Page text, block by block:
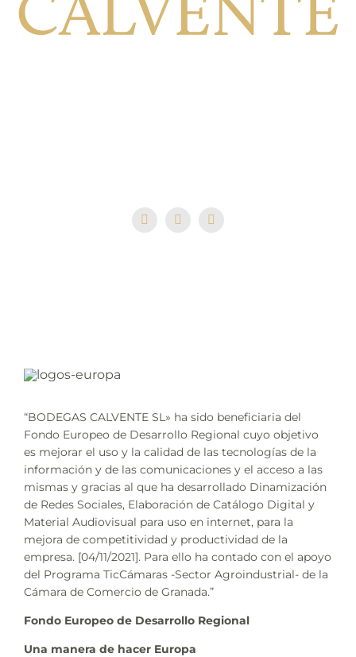
“BODEGAS CALVENTE SL» ha sido beneficiaria del
Fondo Europeo de Desarrollo Regional cuyo objetivo
es mejorar el uso y la calidad de las tecnologías de la
información y de las comunicaciones y el acceso a las
mismas y gracias al que ha desarrollado Dinamización
de Redes Sociales, Elaboración de Catálogo Digital y
Material Audiovisual para uso en internet, para la
mejora de competitividad y productividad de la
empresa. [04/11/2021]. Para ello ha contado con el apoyo
del Programa TicCámaras -Sector Agroindustrial- de la
Cámara de Comercio de Granada.”
Fondo Europeo de Desarrollo Regional
Una manera de hacer Europa